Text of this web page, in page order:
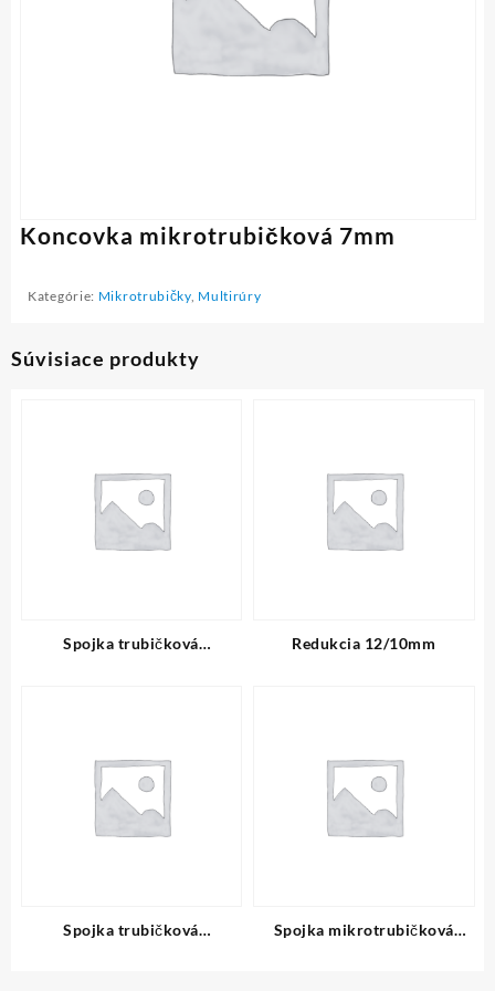
Koncovka mikrotrubičková 7mm
Kategórie: Mikrotrubičky, Multirúry
Súvisiace produkty
Spojka trubičková
Redukcia 12/10mm
Spojka trubičková
Spojka mikrotrubičková